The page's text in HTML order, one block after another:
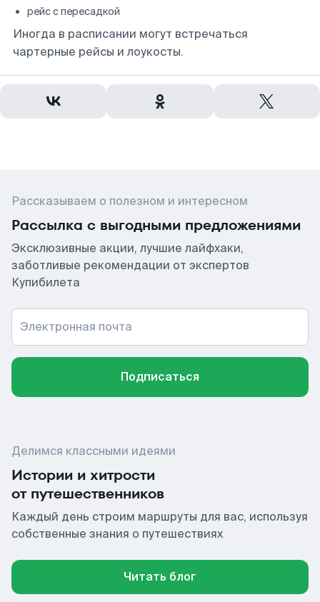
рейс с пересадкой
Иногда в расписании могут встречаться
чартерные рейсы и лоукосты.
Рассказываем о полезном и интересном
Рассылка с выгодными предложениями
Эксклюзивные акции, лучшие лайфхаки,
заботливые рекомендации от экспертов
Купибилета
Электронная почта
Подписаться
Делимся классными идеями
Истории и хитрости
от путешественников
Каждый день строим маршруты для вас, используя
собственные знания о путешествиях
Читать блог